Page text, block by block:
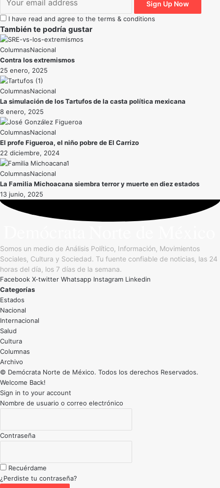
I have read and agree to the terms & conditions
También te podría gustar
Nacional
Contra los extremismos
25 enero, 2025
Nacional
La simulación de los Tartufos de la casta política mexicana
8 enero, 2025
Nacional
El profe Figueroa, el niño pobre de El Carrizo
22 diciembre, 2024
Nacional
La Familia Michoacana siembra terror y muerte en diez estados
13 junio, 2025
Somos un medio de Análisis Político, Información, Movimientos
Sociales, Cultura y Sociedad. Tu fuente confiable de noticias, las 24
horas del día, los 7 días de la semana.
Facebook X-twitter Whatsapp Instagram Linkedin
Categorías
Estados
Nacional
Internacional
Salud
Cultura
Archivo
© Demócrata Norte de México. Todos los derechos Reservados.
Welcome Back!
Sign in to your account
Nombre de usuario o correo electrónico
Contraseña
Recuérdame
¿Perdiste tu contraseña?